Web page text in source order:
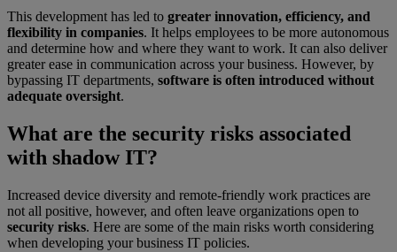
This development has led to greater innovation, efficiency, and
flexibility in companies. It helps employees to be more autonomous
and determine how and where they want to work. It can also deliver
greater ease in communication across your business. However, by
bypassing IT departments, software is often introduced without
adequate oversight.
What are the security risks associated
with shadow IT?
Increased device diversity and remote-friendly work practices are
not all positive, however, and often leave organizations open to
security risks. Here are some of the main risks worth considering
when developing your business IT policies.